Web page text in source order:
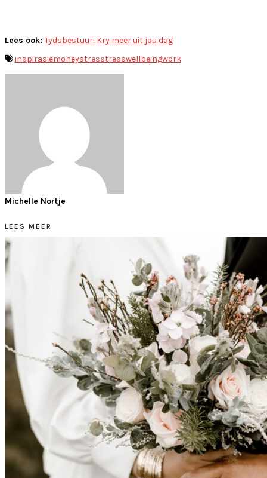
Lees ook: Tydsbestuur: Kry meer uit jou dag
inspirasiemoneystresstresswellbeingwork
Michelle Nortje
LEES MEER